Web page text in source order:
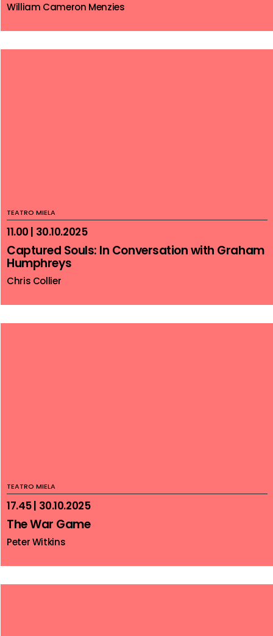
William Cameron Menzies
TEATRO MIELA
11.00 | 30.10.2025
Captured Souls: In Conversation with Graham
Humphreys
Chris Collier
TEATRO MIELA
17.45 | 30.10.2025
The War Game
Peter Witkins